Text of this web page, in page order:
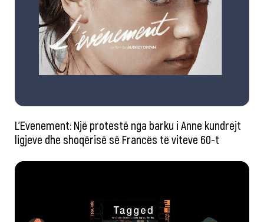
L’Evenement: Një protestë nga barku i Anne kundrejt
ligjeve dhe shoqërisë së Francës të viteve 60-t